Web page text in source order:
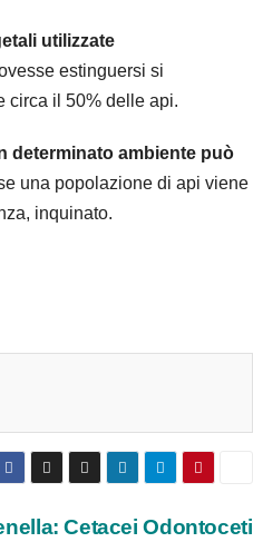
utilizzate
estinguersi si
circa il 50% delle api.
determinato ambiente può
una popolazione di api viene
inquinato.
Cetacei Odontoceti